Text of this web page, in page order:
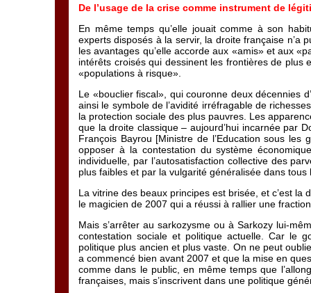
De l’usage de la crise comme instrument de
En même temps qu’elle jouait comme à son
experts disposés à la servir, la droite française n’a
les avantages qu’elle accorde aux «amis» et aux
intérêts croisés qui dessinent les frontières de plus
«populations à risque».
Le «bouclier fiscal», qui couronne deux décennies
ainsi le symbole de l’avidité irréfragable de
la protection sociale des plus pauvres. Les
que la droite classique – aujourd’hui incarnée par
François Bayrou [Ministre de l’Education sous
opposer à la contestation du système
individuelle, par l’autosatisfaction collective des
plus faibles et par la vulgarité généralisée dans tous
La vitrine des beaux principes est brisée, et c’est
le magicien de 2007 qui a réussi à rallier une
Mais s’arrêter au sarkozysme ou à Sarkozy lui-
contestation sociale et politique actuelle. Car le
politique plus ancien et plus vaste. On ne peut
a commencé bien avant 2007 et que la mise en
comme dans le public, en même temps que
françaises, mais s’inscrivent dans une politique